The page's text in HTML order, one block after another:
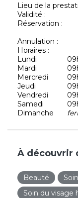
Lieu de la
Validité :
Réservation :
Annulation :
Horaires :
Lundi
Mardi
Mercredi
Jeudi
Vendredi
Samedi
Dimanche
À découvrir
Beauté
Soin du visage